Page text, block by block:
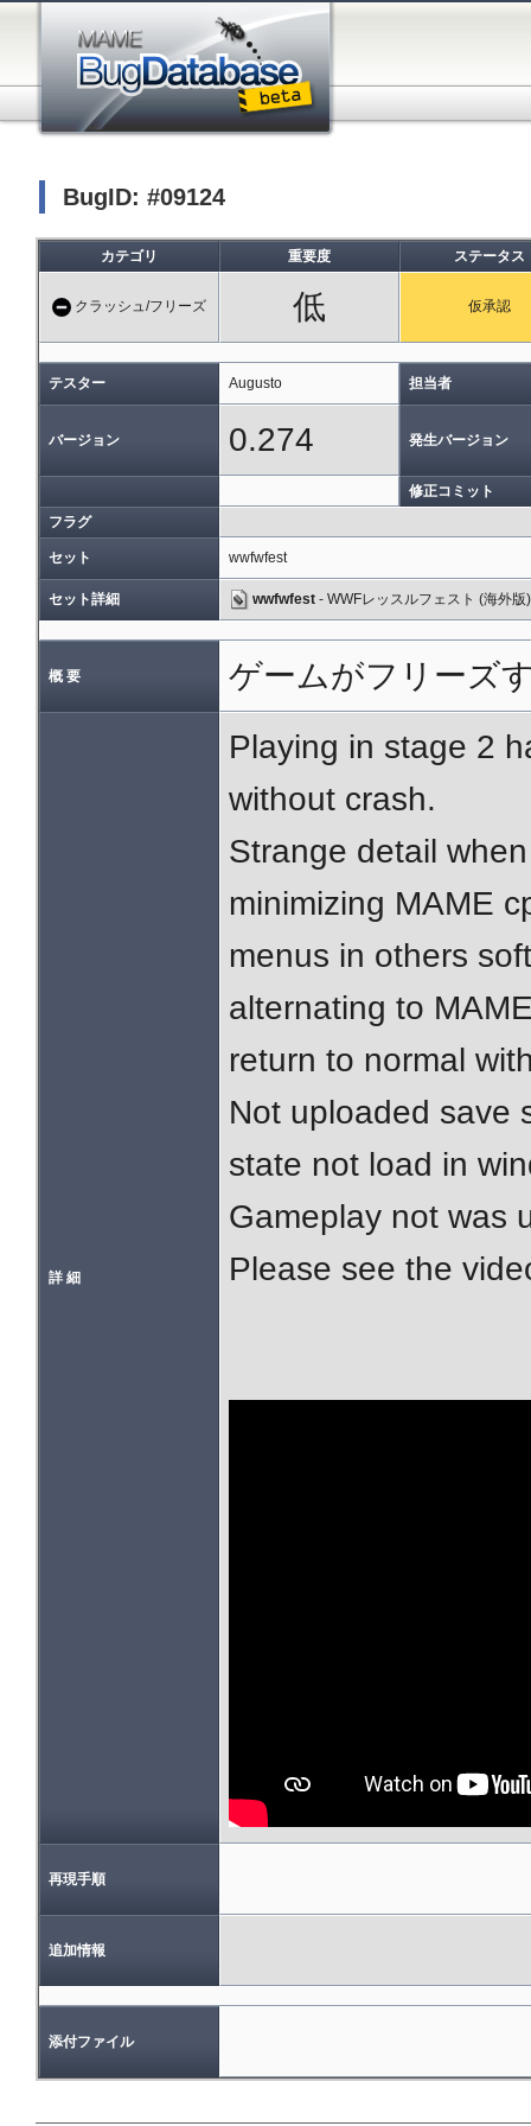
BugID: #09124
カテゴリ 重要度 ステータス
クラッシュ/フリーズ 低 仮承認
テスター Augusto 担当者
バージョン 0.274 発生バージョン
修正コミット
フラグ
セット wwfwfest
セット詳細 wwfwfest - WWFレッスルフェスト (海外版)
概 要 ゲームがフリーズ
詳 細
Playing in stage 2
without crash.
Strange detail
minimizing MAME
menus in others
alternating to
return to normal
Not uploaded save
state not load in
Gameplay not was
Please see the
再現手順
追加情報
添付ファイル